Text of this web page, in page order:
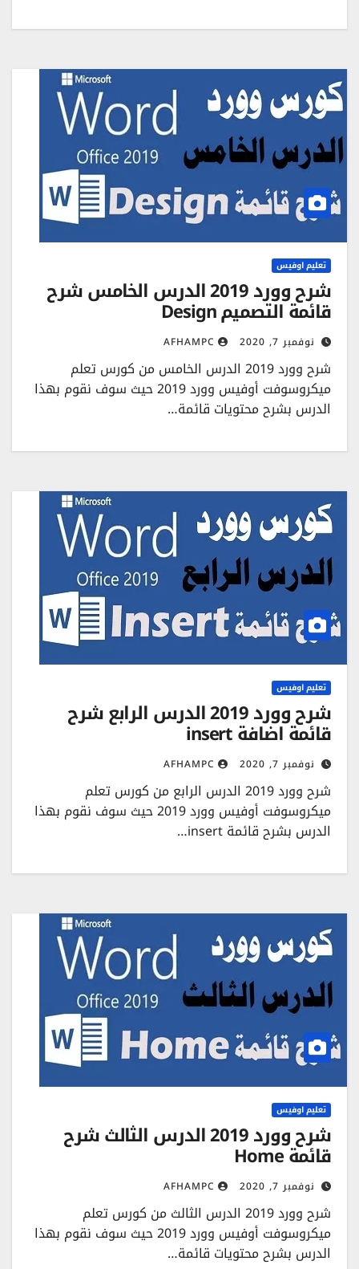
تعليم اوفيس
شرح وورد 2019 الدرس الخامس شرح
قائمة التصميم Design
نوفمبر 7, 2020 AFHAMPC
شرح وورد 2019 الدرس الخامس من كورس تعلم
ميكروسوفت أوفيس وورد 2019 حيث سوف نقوم بهذا
الدرس بشرح محتويات قائمة…
تعليم اوفيس
شرح وورد 2019 الدرس الرابع شرح
قائمة اضافة insert
نوفمبر 7, 2020 AFHAMPC
شرح وورد 2019 الدرس الرابع من كورس تعلم
ميكروسوفت أوفيس وورد 2019 حيث سوف نقوم بهذا
الدرس بشرح قائمة insert…
تعليم اوفيس
شرح وورد 2019 الدرس الثالث شرح
قائمة Home
نوفمبر 7, 2020 AFHAMPC
شرح وورد 2019 الدرس الثالث من كورس تعلم
ميكروسوفت أوفيس وورد 2019 حيث سوف نقوم بهذا
الدرس بشرح محتويات قائمة…